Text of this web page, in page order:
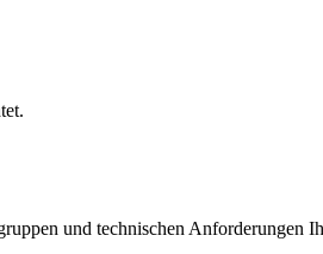
und technischen Anforderungen